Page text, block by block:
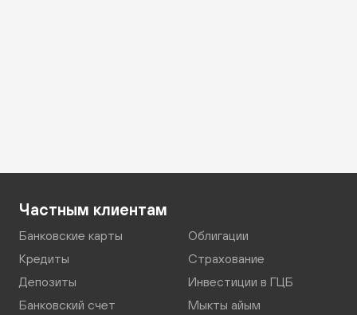
Частным клиентам
Банковские карты
Кредиты
Депозиты
Банковский счет
Облигации
Страхование
Инвестиции в ГЦБ
Мыкты айым